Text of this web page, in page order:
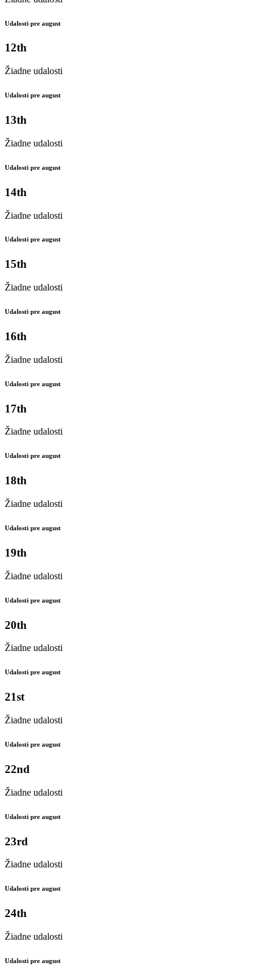
Udalosti pre august
12th
Žiadne udalosti
Udalosti pre august
13th
Žiadne udalosti
Udalosti pre august
14th
Žiadne udalosti
Udalosti pre august
15th
Žiadne udalosti
Udalosti pre august
16th
Žiadne udalosti
Udalosti pre august
17th
Žiadne udalosti
Udalosti pre august
18th
Žiadne udalosti
Udalosti pre august
19th
Žiadne udalosti
Udalosti pre august
20th
Žiadne udalosti
Udalosti pre august
21st
Žiadne udalosti
Udalosti pre august
22nd
Žiadne udalosti
Udalosti pre august
23rd
Žiadne udalosti
Udalosti pre august
24th
Žiadne udalosti
Udalosti pre august